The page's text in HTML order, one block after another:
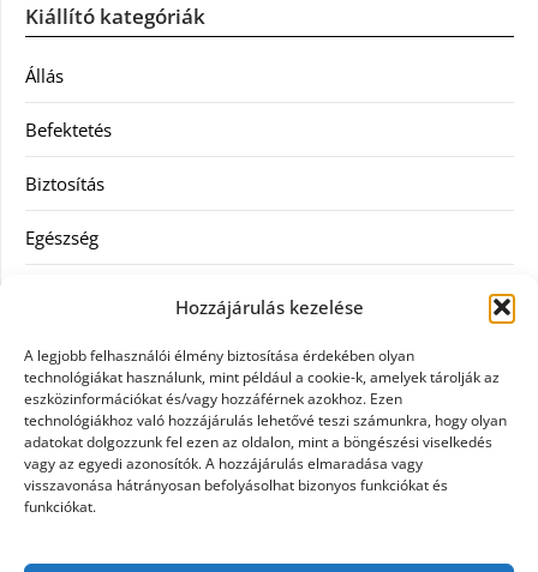
Hozzájárulás kezelése
A legjobb felhasználói élmény biztosítása érdekében olyan
technológiákat használunk, mint például a cookie-k, amelyek tárolják az
eszközinformációkat és/vagy hozzáférnek azokhoz. Ezen
technológiákhoz való hozzájárulás lehetővé teszi számunkra, hogy olyan
adatokat dolgozzunk fel ezen az oldalon, mint a böngészési viselkedés
vagy az egyedi azonosítók. A hozzájárulás elmaradása vagy
visszavonása hátrányosan befolyásolhat bizonyos funkciókat és
funkciókat.
Kiállító kategóriák
Állás
Befektetés
Biztosítás
Egészség
Ingatlan
Művészetek és szórakozás
Múzeumok
Szolgáltatás
Szórakozás